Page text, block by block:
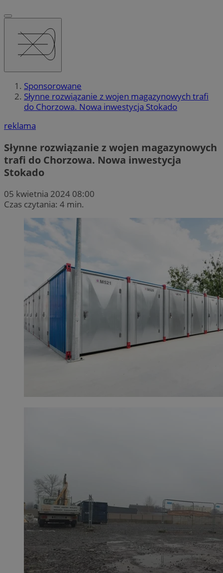
Sponsorowane
Słynne rozwiązanie z wojen magazynowych trafi
do Chorzowa. Nowa inwestycja Stokado
reklama
Słynne rozwiązanie z wojen magazynowych
trafi do Chorzowa. Nowa inwestycja
Stokado
05 kwietnia 2024 08:00
Czas czytania: 4 min.